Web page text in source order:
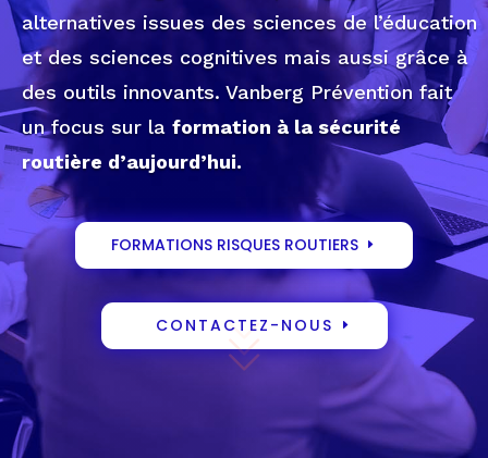
alternatives issues des sciences de l’éducation
et des sciences cognitives mais aussi grâce à
des outils innovants. Vanberg Prévention fait
un focus sur la formation à la sécurité
routière d’aujourd’hui.
FORMATIONS RISQUES ROUTIERS
CONTACTEZ-NOUS